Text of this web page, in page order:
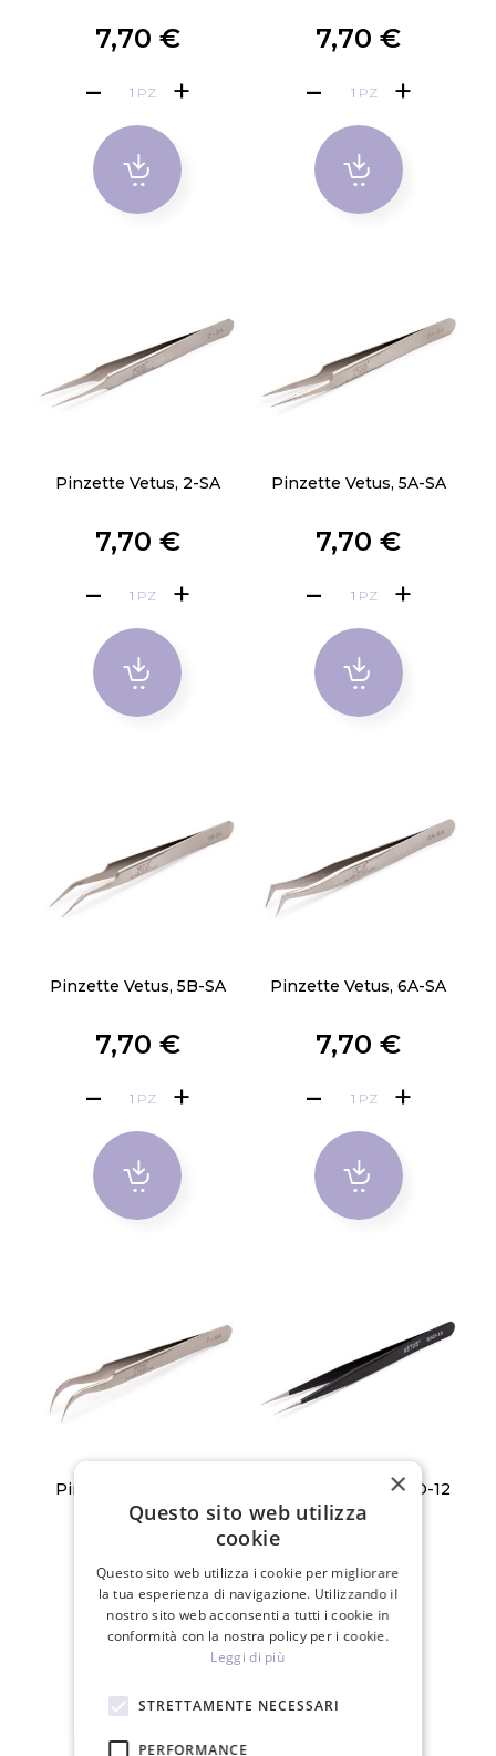
7,70 €
PZ
7,70 €
PZ
Pinzette Vetus, 2-SA
7,70 €
PZ
Pinzette Vetus, 5A-SA
7,70 €
PZ
Pinzette Vetus, 5B-SA
7,70 €
PZ
Pinzette Vetus, 6A-SA
7,70 €
PZ
Pinzette Vetus, 7-SA
PZ
Pinzette Vetus, ESD-12
PZ
×
Questo sito web utilizza
cookie
Questo sito web utilizza i cookie per migliorare
la tua esperienza di navigazione. Utilizzando il
nostro sito web acconsenti a tutti i cookie in
conformità con la nostra policy per i cookie.
Leggi di più
STRETTAMENTE NECESSARI
PERFORMANCE